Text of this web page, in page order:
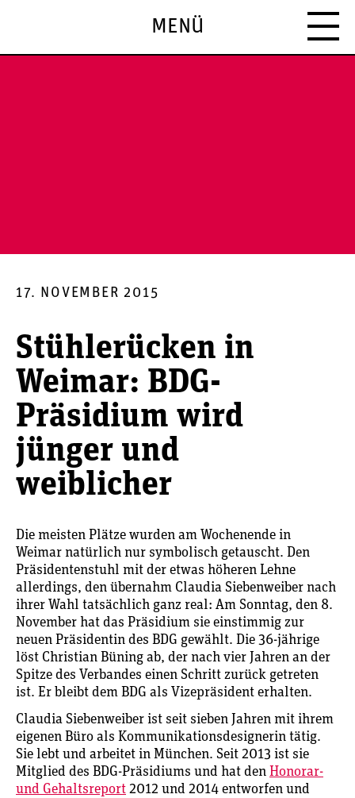
MENÜ
17. NOVEMBER 2015
Stühlerücken in
Weimar: BDG-
Präsidium wird
jünger und
weiblicher
Die meisten Plätze wurden am Wochenende in
Weimar natürlich nur symbolisch getauscht. Den
Präsidentenstuhl mit der etwas höheren Lehne
allerdings, den übernahm Claudia Siebenweiber nach
ihrer Wahl tatsächlich ganz real: Am Sonntag, den 8.
November hat das Präsidium sie einstimmig zur
neuen Präsidentin des BDG gewählt. Die 36-jährige
löst Christian Büning ab, der nach vier Jahren an der
Spitze des Verbandes einen Schritt zurück getreten
ist. Er bleibt dem BDG als Vizepräsident erhalten.
Claudia Siebenweiber ist seit sieben Jahren mit ihrem
eigenen Büro als Kommunikationsdesignerin tätig.
Sie lebt und arbeitet in München. Seit 2013 ist sie
Mitglied des BDG-Präsidiums und hat den Honorar-
und Gehaltsreport 2012 und 2014 entworfen und